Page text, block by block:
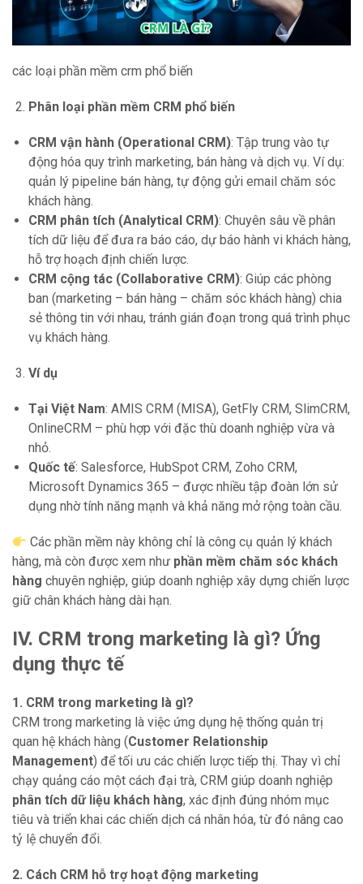
các loại phần mềm crm phổ biến
Phân loại phần mềm CRM phổ biến
CRM vận hành (Operational CRM): Tập trung vào tự
động hóa quy trình marketing, bán hàng và dịch vụ. Ví dụ:
quản lý pipeline bán hàng, tự động gửi email chăm sóc
khách hàng.
CRM phân tích (Analytical CRM): Chuyên sâu về phân
tích dữ liệu để đưa ra báo cáo, dự báo hành vi khách hàng,
hỗ trợ hoạch định chiến lược.
CRM cộng tác (Collaborative CRM): Giúp các phòng
ban (marketing – bán hàng – chăm sóc khách hàng) chia
sẻ thông tin với nhau, tránh gián đoạn trong quá trình phục
vụ khách hàng.
Ví dụ
Tại Việt Nam: AMIS CRM (MISA), GetFly CRM, SlimCRM,
OnlineCRM – phù hợp với đặc thù doanh nghiệp vừa và
nhỏ.
Quốc tế: Salesforce, HubSpot CRM, Zoho CRM,
Microsoft Dynamics 365 – được nhiều tập đoàn lớn sử
dụng nhờ tính năng mạnh và khả năng mở rộng toàn cầu.
Các phần mềm này không chỉ là công cụ quản lý khách
hàng, mà còn được xem như phần mềm chăm sóc khách
hàng chuyên nghiệp, giúp doanh nghiệp xây dựng chiến lược
giữ chân khách hàng dài hạn.
IV. CRM trong marketing là gì? Ứng
dụng thực tế
1. CRM trong marketing là gì?
CRM trong marketing là việc ứng dụng hệ thống quản trị
quan hệ khách hàng (Customer Relationship
Management) để tối ưu các chiến lược tiếp thị. Thay vì chỉ
chạy quảng cáo một cách đại trà, CRM giúp doanh nghiệp
phân tích dữ liệu khách hàng, xác định đúng nhóm mục
tiêu và triển khai các chiến dịch cá nhân hóa, từ đó nâng cao
tỷ lệ chuyển đổi.
2. Cách CRM hỗ trợ hoạt động marketing